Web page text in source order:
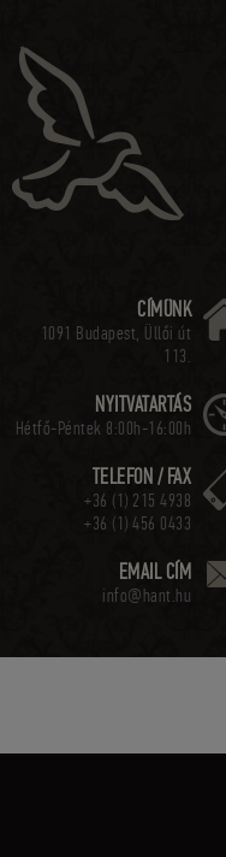
CÍMÜNK
1091 Budapest, Üllői út
113.
NYITVATARTÁS
Hétfő-Péntek 8:00h-16:00h
TELEFON / FAX
+36 (1) 215 4938
+36 (1) 456 0433
EMAIL CÍM
info@hant.hu